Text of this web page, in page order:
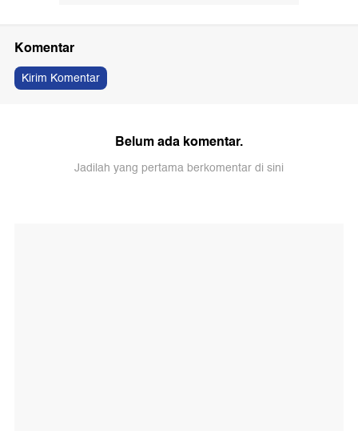
Komentar
Kirim Komentar
Belum ada komentar.
Jadilah yang pertama berkomentar di sini